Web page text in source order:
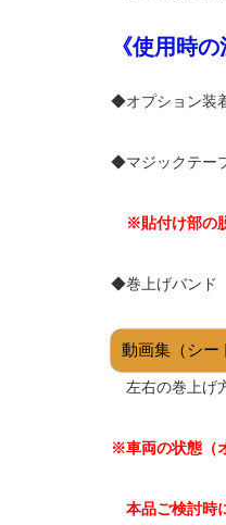
《使用時
◆オプション装
◆マジックテー
※貼付け部の脱
◆巻上げバンド
動画集（シー
左右の巻上げ
※車両の状態（
本品ご検討時